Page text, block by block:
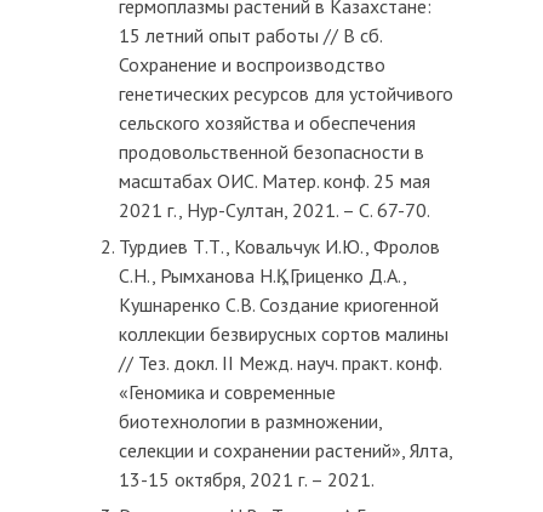
гермоплазмы растений в Казахстане:
15 летний опыт работы // В сб.
Сохранение и воспроизводство
генетических ресурсов для устойчивого
сельского хозяйства и обеспечения
продовольственной безопасности в
масштабах ОИС. Матер. конф. 25 мая
2021 г., Нур-Султан, 2021. – С. 67-70.
Турдиев Т.Т., Ковальчук И.Ю., Фролов
С.Н., Рымханова Н.Қ., Гриценко Д.А.,
Кушнаренко С.В. Создание криогенной
коллекции безвирусных сортов малины
// Тез. докл. II Межд. науч. практ. конф.
«Геномика и современные
биотехнологии в размножении,
селекции и сохранении растений», Ялта,
13-15 октября, 2021 г. – 2021.